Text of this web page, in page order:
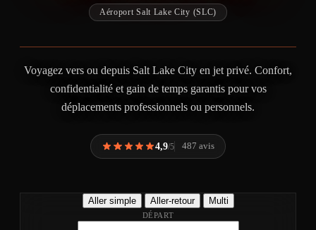
Aéroport Salt Lake City (SLC)
Voyagez vers ou depuis Salt Lake City en jet privé. Confort,
confidentialité et gain de temps garantis pour vos
déplacements professionnels ou personnels.
4,9/5 487 avis
Aller simple Aller-retour Multi
DÉPART